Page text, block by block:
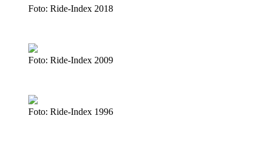
Foto: Ride-Index 2018
Foto: Ride-Index 2009
Foto: Ride-Index 1996